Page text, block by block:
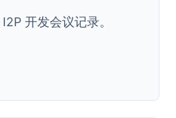
开发会议记录。